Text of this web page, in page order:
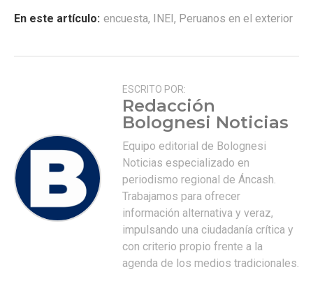
En este artículo: encuesta, INEI, Peruanos en el exterior
ESCRITO POR:
Redacción
Bolognesi Noticias
Equipo editorial de Bolognesi
Noticias especializado en
periodismo regional de Áncash.
Trabajamos para ofrecer
información alternativa y veraz,
impulsando una ciudadanía crítica y
con criterio propio frente a la
agenda de los medios tradicionales.